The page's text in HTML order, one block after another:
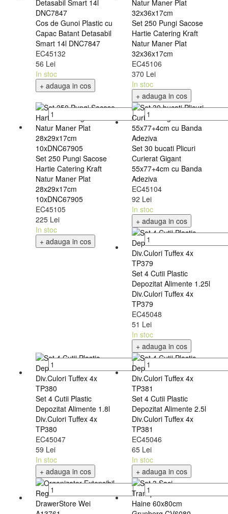
Cos de Gunoi Plastic cu
Capac Batant Detasabil
Smart 14l DNC7847
EC45132
56 Lei
In stoc
+ adauga in cos
Set 250 Pungi Sacose
Hartie Catering Kraft
Natur Maner Plat
32x36x17cm
EC45106
370 Lei
In stoc
+ adauga in cos
Set 250 Pungi Sacose
Hartie Catering Kraft
Natur Maner Plat
28x29x17cm
10xDNC67905
EC45105
225 Lei
In stoc
+ adauga in cos
Set 30 bucati Plicuri
Curierat Gigant
55x77+4cm cu Banda
Adeziva
EC45104
92 Lei
In stoc
+ adauga in cos
Set 4 Cutii Plastic
Depozitat Alimente 1.25l
Div.Culori Tuffex 4x
TP379
EC45048
51 Lei
In stoc
+ adauga in cos
Set 4 Cutii Plastic
Depozitat Alimente 1.8l
Div.Culori Tuffex 4x
TP380
EC45047
59 Lei
In stoc
+ adauga in cos
Set 4 Cutii Plastic
Depozitat Alimente 2.5l
Div.Culori Tuffex 4x
TP381
EC45046
65 Lei
In stoc
+ adauga in cos